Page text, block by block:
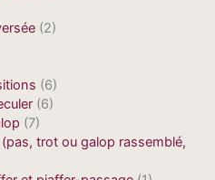
(2)
(6)
(6)
(7)
trot ou galop rassemblé,